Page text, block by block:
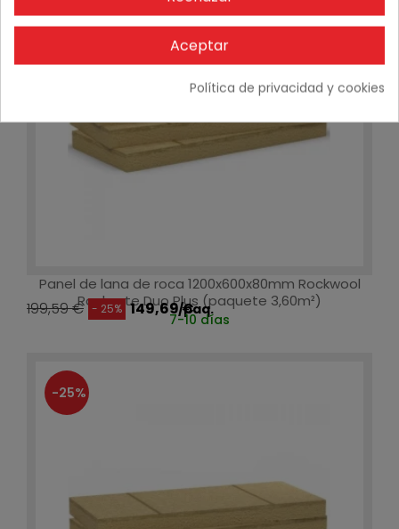
Panel de lana de roca 1200x600x80mm Rockwool
Rocksate Duo Plus (paquete 3,60m²)
199,59 € - 25% 149,69 €/paq.
7-10 días
-25%
Aceptar
Política de privacidad y cookies